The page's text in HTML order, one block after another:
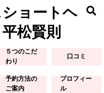
ショートヘ
松賢則
５つのこだ
わり
口コミ
予約方法の
ご案内
プロフィー
ル